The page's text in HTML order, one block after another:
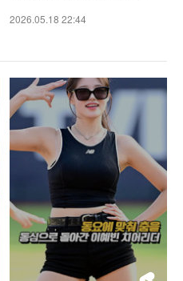
2026.05.18 22:44